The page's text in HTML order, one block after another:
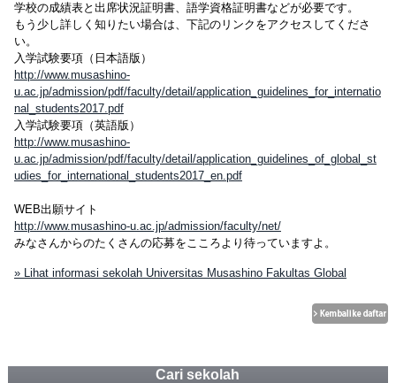
学校の成績表と出席状況証明書、語学資格証明書などが必要です。
もう少し詳しく知りたい場合は、下記のリンクをアクセスしてくださ
い。
入学試験要項（日本語版）
http://www.musashino-
u.ac.jp/admission/pdf/faculty/detail/application_guidelines_for_internatio
nal_students2017.pdf
入学試験要項（英語版）
http://www.musashino-
u.ac.jp/admission/pdf/faculty/detail/application_guidelines_of_global_st
udies_for_international_students2017_en.pdf
WEB出願サイト
http://www.musashino-u.ac.jp/admission/faculty/net/
みなさんからのたくさんの応募をこころより待っていますよ。
» Lihat informasi sekolah Universitas Musashino Fakultas Global
Cari sekolah